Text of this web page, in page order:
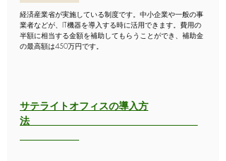
経済産業省が実施している制度です。中小企業や一般の事
業者などが、IT機器を導入する時に活用できます。費用の
半額に相当する金額を補助してもらうことができ、補助金
の最高額は450万円です。
サテライトオフィスの導入方
法